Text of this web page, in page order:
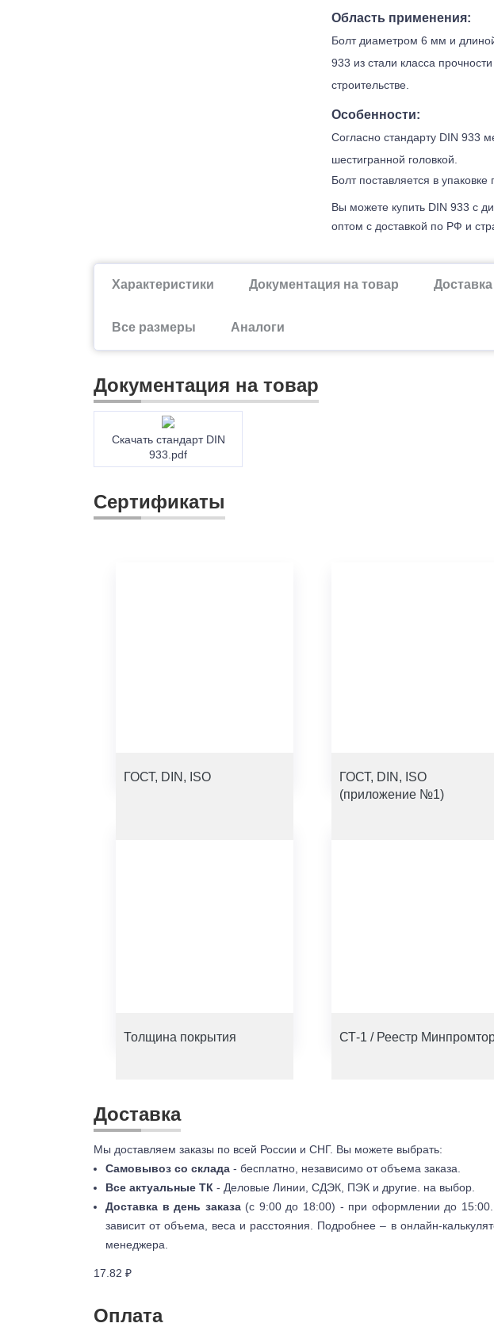
Область применения:
Болт диаметром 6 мм и
933 из стали класса
строительстве.
Особенности:
Согласно стандарту DIN 933
шестигранной головкой.
Болт поставляется в упаковке
Вы можете купить DIN 933 с
оптом с доставкой по РФ и
Характеристики Документация на товар Доставка
Все размеры Аналоги
Документация на товар
Скачать стандарт DIN
933.pdf
Сертификаты
ГОСТ, DIN, ISO
ГОСТ, DIN, ISO
(приложение №1)
Толщина покрытия СТ-1 / Реестр
Доставка
Мы доставляем заказы по всей России и СНГ. Вы можете выбрать:
Самовывоз со склада - бесплатно, независимо от объема заказа.
Все актуальные ТК - Деловые Линии, СДЭК, ПЭК и другие. на выбор.
Доставка в день заказа(с 9:00 до 18:00) - при оформлении до 15:00.
зависит от объема, веса и расстояния. Подробнее – в онлайн-
менеджера.
17.82 ₽
Оплата